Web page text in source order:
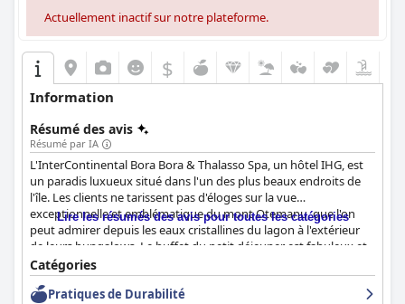
Actuellement inactif sur notre plateforme.
$
Information
Résumé des avis
Résumé par IA
L'InterContinental Bora Bora & Thalasso Spa, un hôtel IHG, est
un paradis luxueux situé dans l'un des plus beaux endroits de
l'île. Les clients ne tarissent pas d'éloges sur la vue
exceptionnelle et emblématique du mont Otemanu, que l'on
peut admirer depuis les eaux cristallines du lagon à l'extérieur
de leurs bungalows. Le buffet du petit déjeuner est fabuleux et
varié, ce qui lui vaut de bonnes notes de la part des clients. Les
chambres sont superbes et de qualité 5 étoiles, avec des vues à
couper le souffle sur le lagon et les montagnes. Le personnel est
Lire les résumés des avis pour toutes les catégories
Catégories
Pratiques de Durabilité